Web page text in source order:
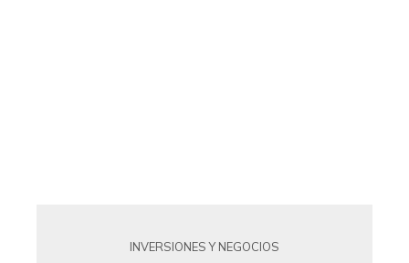
INVERSIONES Y NEGOCIOS